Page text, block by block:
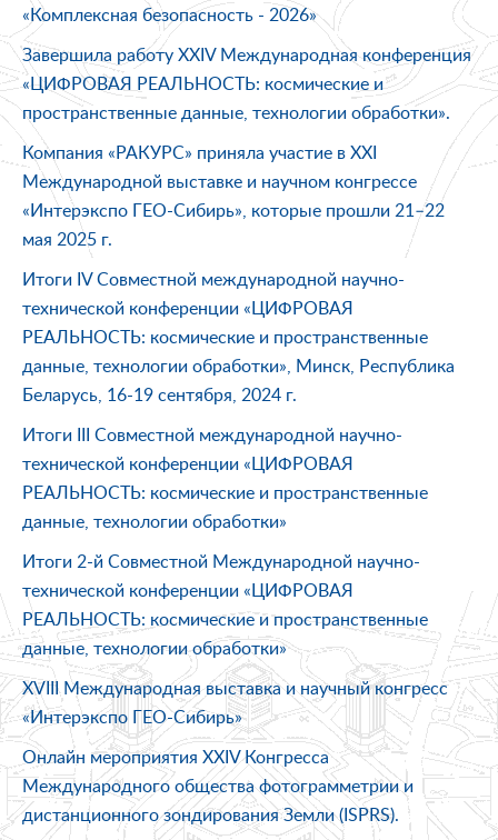
«Комплексная безопасность - 2026»
Завершила работу XXIV Международная конференция
«ЦИФРОВАЯ РЕАЛЬНОСТЬ: космические и
пространственные данные, технологии обработки».
Компания «РАКУРС» приняла участие в XXI
Международной выставке и научном конгрессе
«Интерэкспо ГЕО-Сибирь», которые прошли 21–22
мая 2025 г.
Итоги IV Совместной международной научно-
технической конференции «ЦИФРОВАЯ
РЕАЛЬНОСТЬ: космические и пространственные
данные, технологии обработки», Минск, Республика
Беларусь, 16-19 сентября, 2024 г.
Итоги III Совместной международной научно-
технической конференции «ЦИФРОВАЯ
РЕАЛЬНОСТЬ: космические и пространственные
данные, технологии обработки»
Итоги 2-й Совместной Международной научно-
технической конференции «ЦИФРОВАЯ
РЕАЛЬНОСТЬ: космические и пространственные
данные, технологии обработки»
XVIII Международная выставка и научный конгресс
«Интерэкспо ГЕО-Сибирь»
Онлайн мероприятия XXIV Конгресса
Международного общества фотограмметрии и
дистанционного зондирования Земли (ISPRS).